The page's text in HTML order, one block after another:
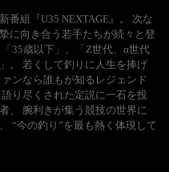
番組『U35 NEXTAGE』。 次な
に向き合う若手たちが続々と登
35歳以下」、「Z世代、α世代
。 若くして釣りに人生を捧げ
ンなら誰もが知るレジェンド
り尽くされた定説に一石を投
、 腕利きが集う競技の世界に
“今の釣り”を最も熱く体現して